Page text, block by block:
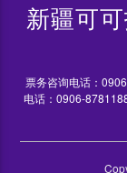
新疆可
票务咨询电话：
电话：0906-